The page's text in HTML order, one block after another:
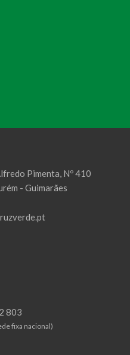
Pimenta, Nº 410
- Guimarães
803
fixa nacional)